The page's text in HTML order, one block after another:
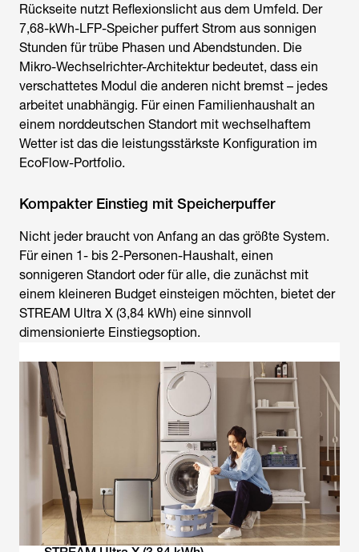
Rückseite nutzt Reflexionslicht aus dem Umfeld. Der
7,68-kWh-LFP-Speicher puffert Strom aus sonnigen
Stunden für trübe Phasen und Abendstunden. Die
Mikro-Wechselrichter-Architektur bedeutet, dass ein
verschattetes Modul die anderen nicht bremst – jedes
arbeitet unabhängig. Für einen Familienhaushalt an
einem norddeutschen Standort mit wechselhaftem
Wetter ist das die leistungsstärkste Konfiguration im
EcoFlow-Portfolio.
Kompakter Einstieg mit Speicherpuffer
Nicht jeder braucht von Anfang an das größte System.
Für einen 1- bis 2-Personen-Haushalt, einen
sonnigeren Standort oder für alle, die zunächst mit
einem kleineren Budget einsteigen möchten, bietet der
STREAM Ultra X (3,84 kWh) eine sinnvoll
dimensionierte Einstiegsoption.